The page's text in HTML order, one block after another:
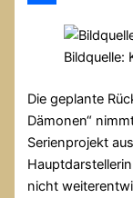
Bildquelle:
Die geplante
Dämonen“
Serienprojekt
nicht